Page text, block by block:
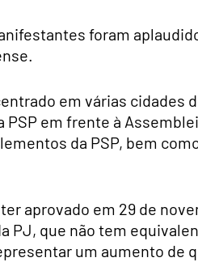
foram
em várias cidades
em frente à
da PSP, bem
aprovado em 29 de
PJ, que não tem
um aumento de